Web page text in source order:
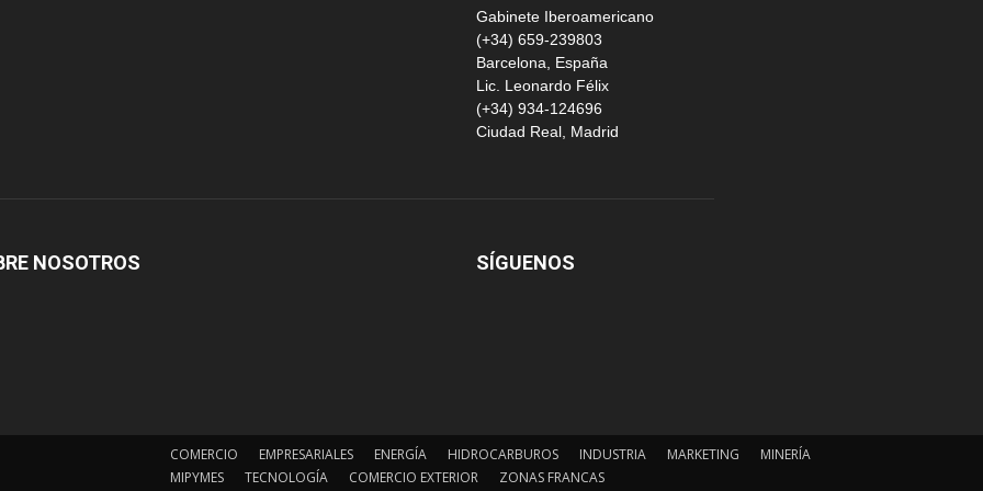
Gabinete Iberoamericano
(+34) 659-239803
Barcelona, España
Lic. Leonardo Félix
(+34) 934-124696
Ciudad Real, Madrid
NOSOTROS SÍGUENOS
COMERCIO EMPRESARIALES ENERGÍA HIDROCARBUROS INDUSTRIA MARKETING
MINERÍA
MIPYMES
TECNOLOGÍA COMERCIO EXTERIOR ZONAS FRANCAS